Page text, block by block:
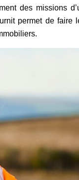
des missions
permet de faire